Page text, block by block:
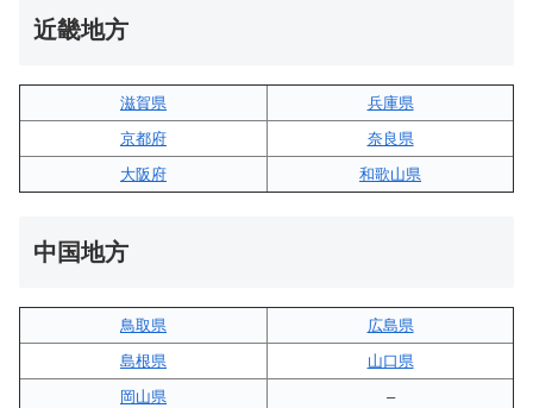
近畿地方
滋賀県
兵庫県
京都府
奈良県
大阪府
和歌山県
中国地方
鳥取県
広島県
島根県
山口県
岡山県
–